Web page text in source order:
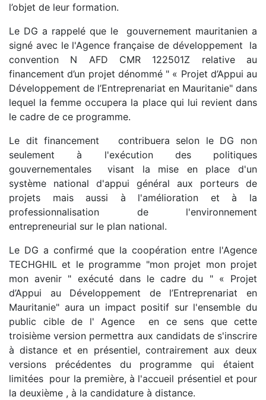
l’objet de leur formation.
Le DG a rappelé que le gouvernement mauritanien a
signé avec le l'Agence française de développement la
convention N AFD CMR 122501Z relative au
financement d’un projet dénommé " « Projet d’Appui au
Développement de l’Entreprenariat en Mauritanie" dans
lequel la femme occupera la place qui lui revient dans
le cadre de ce programme.
Le dit financement contribuera selon le DG non
seulement à l'exécution des politiques
gouvernementales visant la mise en place d'un
système national d'appui général aux porteurs de
projets mais aussi à l'amélioration et à la
professionnalisation de l'environnement
entrepreneurial sur le plan national.
Le DG a confirmé que la coopération entre l'Agence
TECHGHIL et le programme "mon projet mon projet
mon avenir " exécuté dans le cadre du " « Projet
d’Appui au Développement de l’Entreprenariat en
Mauritanie" aura un impact positif sur l'ensemble du
public cible de l' Agence en ce sens que cette
troisième version permettra aux candidats de s'inscrire
à distance et en présentiel, contrairement aux deux
versions précédentes du programme qui étaient
limitées pour la première, à l'accueil présentiel et pour
la deuxième , à la candidature à distance.